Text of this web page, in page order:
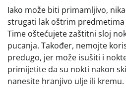
Iako može biti primamljivo,
strugati lak oštrim
Time oštećujete zaštitni sloj
pucanja. Također, nemojte
predugo, jer može isušiti i
primijetite da su nokti nakon
nanesite hranjivo ulje ili kremu.